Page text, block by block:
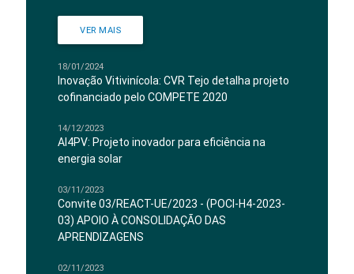
VER MAIS
18/01/2024
Inovação Vitivinícola: CVR Tejo detalha projeto
cofinanciado pelo COMPETE 2020
14/12/2023
AI4PV: Projeto inovador para eficiência na
energia solar
03/11/2023
Convite 03/REACT-UE/2023 - (POCI-H4-2023-
03) APOIO À CONSOLIDAÇÃO DAS
APRENDIZAGENS
02/11/2023